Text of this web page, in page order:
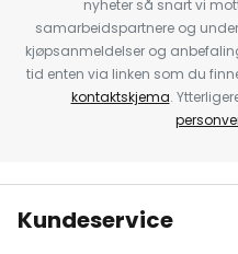
nyheter så snart vi
samarbeidspartnere og
kjøpsanmeldelser og
tid enten via linken som du
kontaktskjema.
Kundeservice